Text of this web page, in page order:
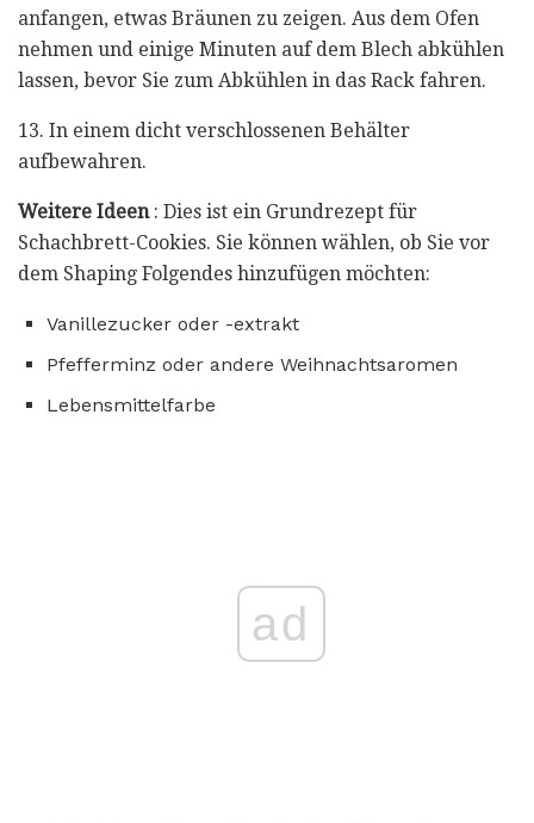
anfangen, etwas Bräunen zu zeigen. Aus dem Ofen
nehmen und einige Minuten auf dem Blech abkühlen
lassen, bevor Sie zum Abkühlen in das Rack fahren.
13. In einem dicht verschlossenen Behälter
aufbewahren.
Weitere Ideen: Dies ist ein Grundrezept für
Schachbrett-Cookies. Sie können wählen, ob Sie vor
dem Shaping Folgendes hinzufügen möchten:
Vanillezucker oder -extrakt
Pfefferminz oder andere Weihnachtsaromen
Lebensmittelfarbe
ad